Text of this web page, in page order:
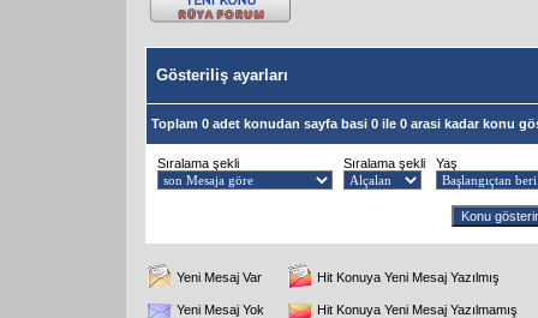
Gösteriliş ayarları
Toplam 0 adet konudan sayfa basi 0 ile 0 arasi kadar konu
Sıralama şekli Sıralama şekli Yaş
Yeni Mesaj Var Hit Konuya Yeni Mesaj Yazılmış
Yeni Mesaj Yok Hit Konuya Yeni Mesaj Yazılmamış